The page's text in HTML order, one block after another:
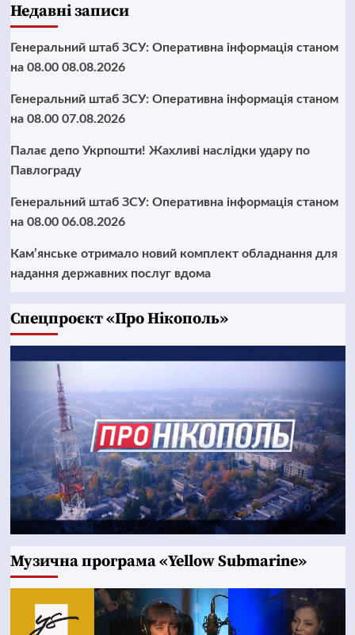
Недавні записи
Генеральний штаб ЗСУ: Оперативна інформація станом
на 08.00 08.08.2026
Генеральний штаб ЗСУ: Оперативна інформація станом
на 08.00 07.08.2026
Палає депо Укрпошти! Жахливі наслідки удару по
Павлограду
Генеральний штаб ЗСУ: Оперативна інформація станом
на 08.00 06.08.2026
Кам’янське отримало новий комплект обладнання для
надання державних послуг вдома
Cпецпроєкт «Про Нікополь»
Музична програма «Yellow Submarine»